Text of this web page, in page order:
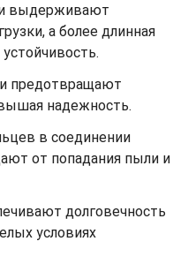
выдерживают
а более длинная
предотвращают
надежность.
в соединении
от попадания пыли и
долговечность
условиях